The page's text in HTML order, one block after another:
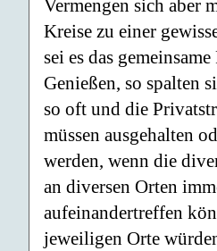
Vermengen sich aber
Kreise zu einer
sei es das
Genießen, so spalten
so oft und die
müssen ausgehalten
werden, wenn die
an diversen Orten
aufeinandertreffen
jeweiligen Orte